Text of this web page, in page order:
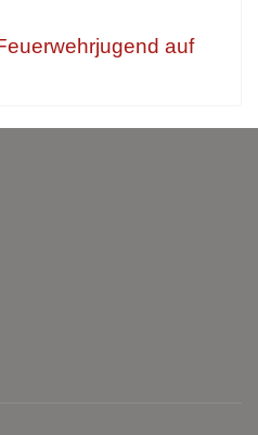
auf